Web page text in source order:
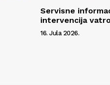
Servisne
intervencija
16. Jula 2026.